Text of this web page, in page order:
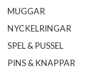
MUGGAR
NYCKELRINGAR
SPEL & PUSSEL
PINS & KNAPPAR